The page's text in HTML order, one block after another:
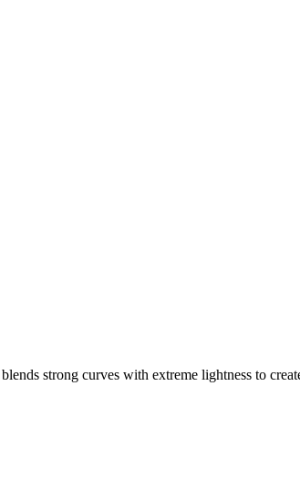
strong curves with extreme lightness to